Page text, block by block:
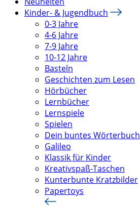
Kinder- & Jugendbuch
0-3 Jahre
4-6 Jahre
7-9 Jahre
10-12 Jahre
Basteln
Geschichten zum Lesen
Hörbücher
Lernbücher
Lernspiele
Spielen
Dein buntes Wörterbuch
Galileo
Klassik für Kinder
Kreativspaß-Taschen
Kunterbunte Kratzbilder
Papertoys